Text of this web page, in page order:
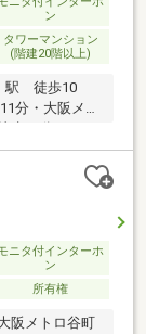
ン
タワーマンション
(階建20階以上)
駅 徒歩10
分・大阪メト
制有）■現
いる皆様へ】
ありますの
ニタ付インターホ
ン
所有権
阪メトロ谷町